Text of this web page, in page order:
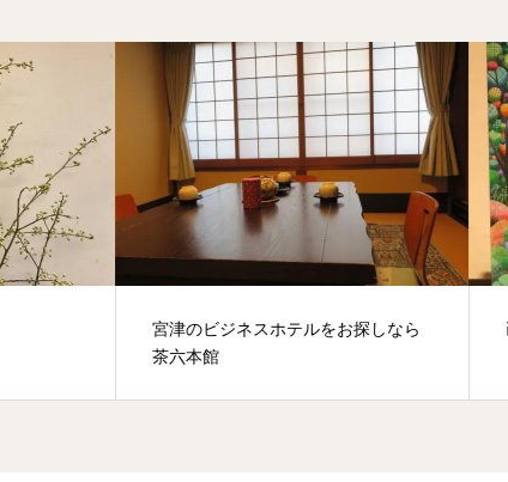
お探しなら
画家大原隆行氏作品展示会in宮津